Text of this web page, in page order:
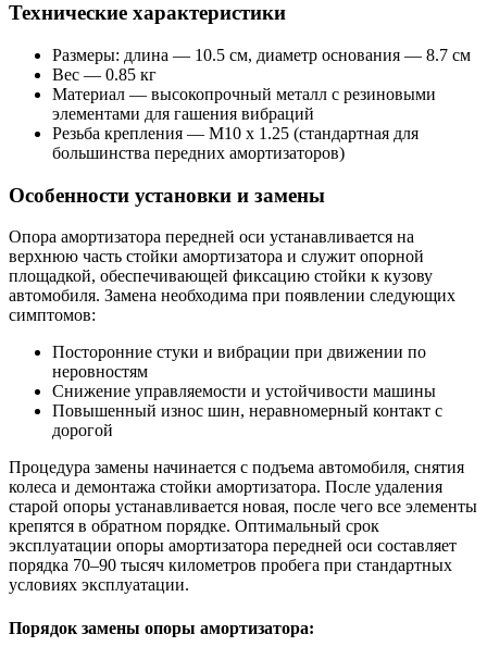
Технические характеристики
Размеры: длина — 10.5 см, диаметр основания — 8.7 см
Вес — 0.85 кг
Материал — высокопрочный металл с резиновыми
элементами для гашения вибраций
Резьба крепления — M10 x 1.25 (стандартная для
большинства передних амортизаторов)
Особенности установки и замены
Опора амортизатора передней оси устанавливается на
верхнюю часть стойки амортизатора и служит опорной
площадкой, обеспечивающей фиксацию стойки к кузову
автомобиля. Замена необходима при появлении следующих
симптомов:
Посторонние стуки и вибрации при движении по
неровностям
Снижение управляемости и устойчивости машины
Повышенный износ шин, неравномерный контакт с
дорогой
Процедура замены начинается с подъема автомобиля, снятия
колеса и демонтажа стойки амортизатора. После удаления
старой опоры устанавливается новая, после чего все элементы
крепятся в обратном порядке. Оптимальный срок
эксплуатации опоры амортизатора передней оси составляет
порядка 70–90 тысяч километров пробега при стандартных
условиях эксплуатации.
Порядок замены опоры амортизатора: